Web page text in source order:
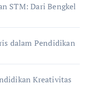
STM: Dari Bengkel
dalam Pendidikan
Kreativitas